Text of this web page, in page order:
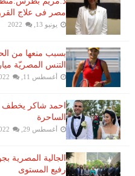
مصر فى علاج
يونيو 13, 2022
بسبب منعها من
التنس​ المصريّة
أغسطس 11, 2022
احمد شاكر يخطف
الساحرة
أغسطس 29, 2022
الجالية المصرية
رفيع المستوى